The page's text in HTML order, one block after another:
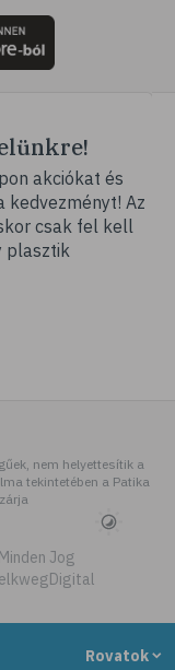
Rovatok
akciókat és
kedvezményt! Az
csak fel kell
plasztik
nem helyettesítik a
tekintetében a Patika
Jog